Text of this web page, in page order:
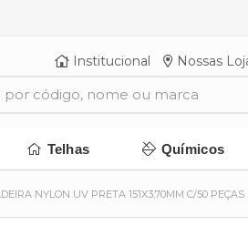
Institucional Nossas
Telhas Químicos
NYLON UV PRETA 151X3,70MM C/50